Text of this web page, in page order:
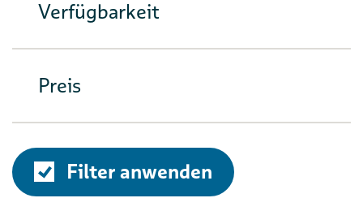
Verfügbarkeit
Preis
Filter anwenden